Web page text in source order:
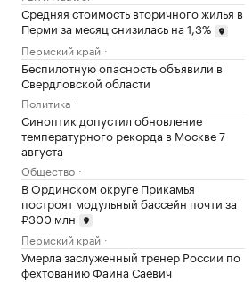
Средняя стоимость вторичного жилья в
Перми за месяц снизилась на 1,3%
Пермский край
Беспилотную опасность объявили в
Свердловской области
Политика
Синоптик допустил обновление
температурного рекорда в Москве 7
августа
Общество
В Ординском округе Прикамья
построят модульный бассейн почти за
₽300 млн
Пермский край
Умерла заслуженный тренер России по
фехтованию Фаина Саевич